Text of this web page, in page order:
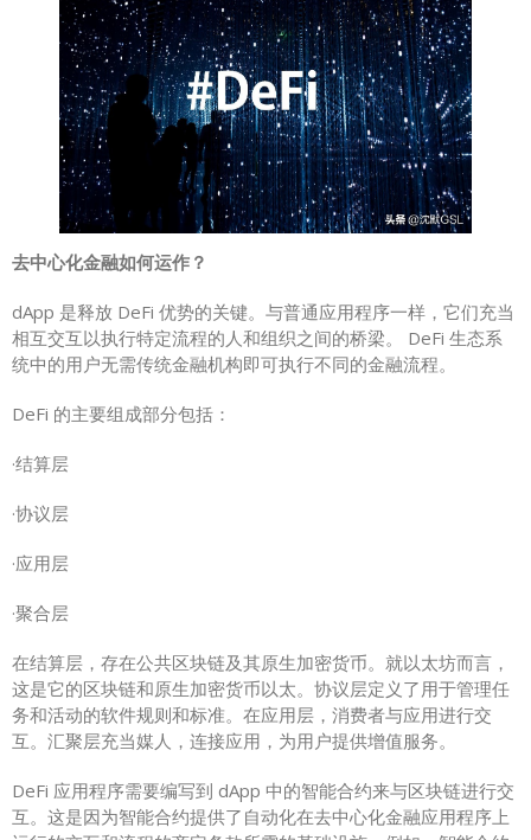
去中心化金融如何运作？
dApp 是释放 DeFi 优势的关键。与普通应用程序一样，它们充当
相互交互以执行特定流程的人和组织之间的桥梁。 DeFi 生态系
统中的用户无需传统金融机构即可执行不同的金融流程。
DeFi 的主要组成部分包括：
·结算层
·协议层
·应用层
·聚合层
在结算层，存在公共区块链及其原生加密货币。就以太坊而言，
这是它的区块链和原生加密货币以太。协议层定义了用于管理任
务和活动的软件规则和标准。在应用层，消费者与应用进行交
互。汇聚层充当媒人，连接应用，为用户提供增值服务。
DeFi 应用程序需要编写到 dApp 中的智能合约来与区块链进行交
互。这是因为智能合约提供了自动化在去中心化金融应用程序上